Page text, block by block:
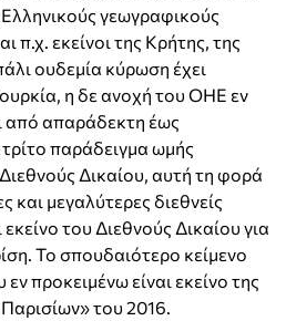
γεωγραφικούς
π.χ. εκείνοι της Κρήτης, της
ουδεμία κύρωση έχει
η δε ανοχή του ΟΗΕ εν
από απαράδεκτη έως
τρίτο παράδειγμα ωμής
Δικαίου, αυτή τη φορά
και μεγαλύτερες διεθνείς
εκείνο του Διεθνούς Δικαίου για
Το σπουδαιότερο κείμενο
προκειμένω είναι εκείνο της
του 2016.